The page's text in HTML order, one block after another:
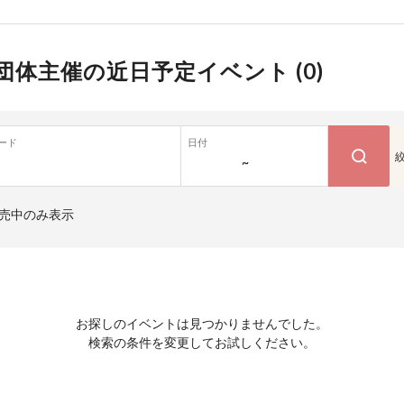
体主催の近日予定イベント (0)
ド 日付
~
中のみ表示
お探しのイベントは見つかりませんでした。
検索の条件を変更してお試しください。